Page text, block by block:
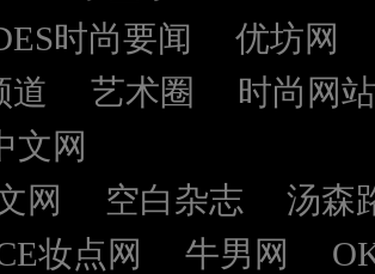
时尚要闻
优坊网
道
艺术圈
时尚网站
文网
网
空白杂志
汤森
妆点网 牛男网